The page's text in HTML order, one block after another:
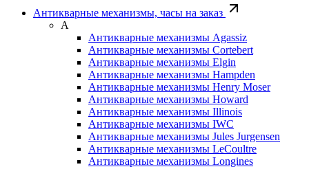
Антикварные механизмы, часы на заказ
А
Антикварные механизмы Agassiz
Антикварные механизмы Cortebert
Антикварные механизмы Elgin
Антикварные механизмы Hampden
Антикварные механизмы Henry Moser
Антикварные механизмы Howard
Антикварные механизмы Illinois
Антикварные механизмы IWC
Антикварные механизмы Jules Jurgensen
Антикварные механизмы LeCoultre
Антикварные механизмы Longines